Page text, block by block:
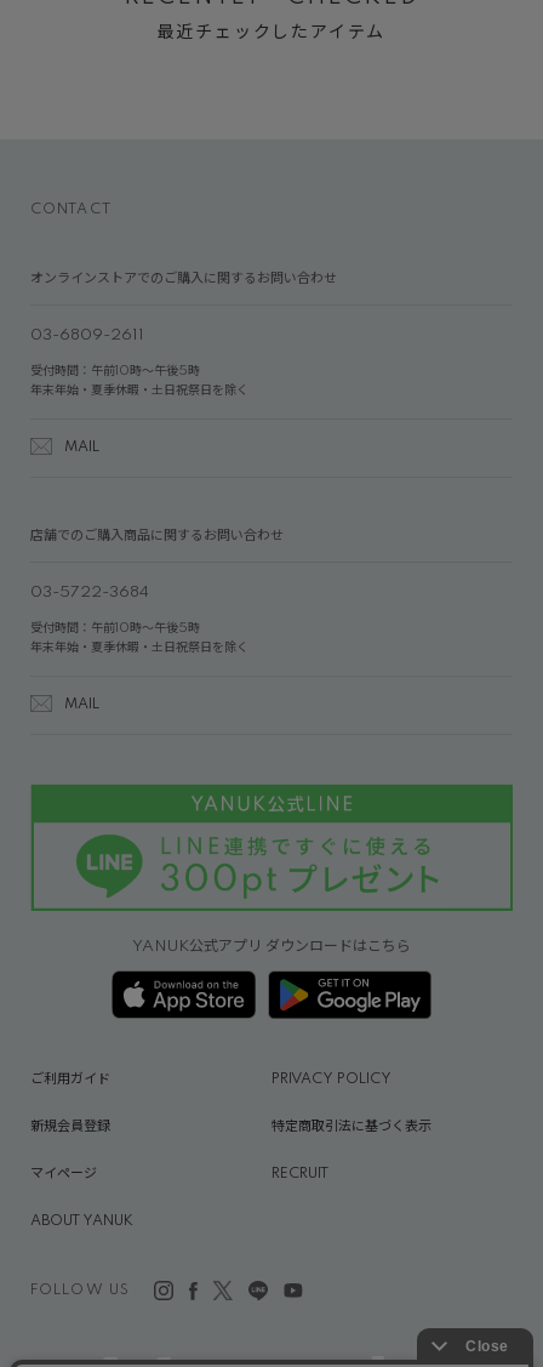
最近チェックしたアイテム
CONTACT
オンラインストアでのご購入に関するお問い合わせ
03-6809-2611
受付時間：午前10時～午後5時
年末年始・夏季休暇・土日祝祭日を除く
MAIL
店舗でのご購入商品に関するお問い合わせ
03-5722-3684
受付時間：午前10時～午後5時
年末年始・夏季休暇・土日祝祭日を除く
MAIL
YANUK公式アプリ ダウンロードはこちら
FOLLOW US
ご利用ガイド PRIVACY POLICY
新規会員登録 特定商取引法に基づく表示
マイページ RECRUIT
ABOUT YANUK